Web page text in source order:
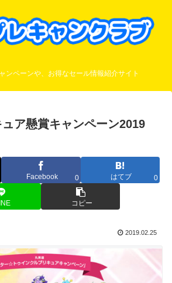
ンペーンや、お得なセール情報紹介サイト
ア懸賞キャンペーン2019
Facebook 0 はてブ 0
コピー
2019.02.25